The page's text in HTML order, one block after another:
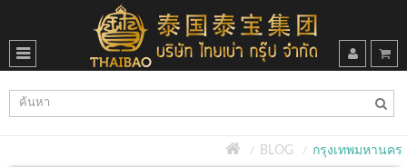
BLOG กรุงเทพมหานคร